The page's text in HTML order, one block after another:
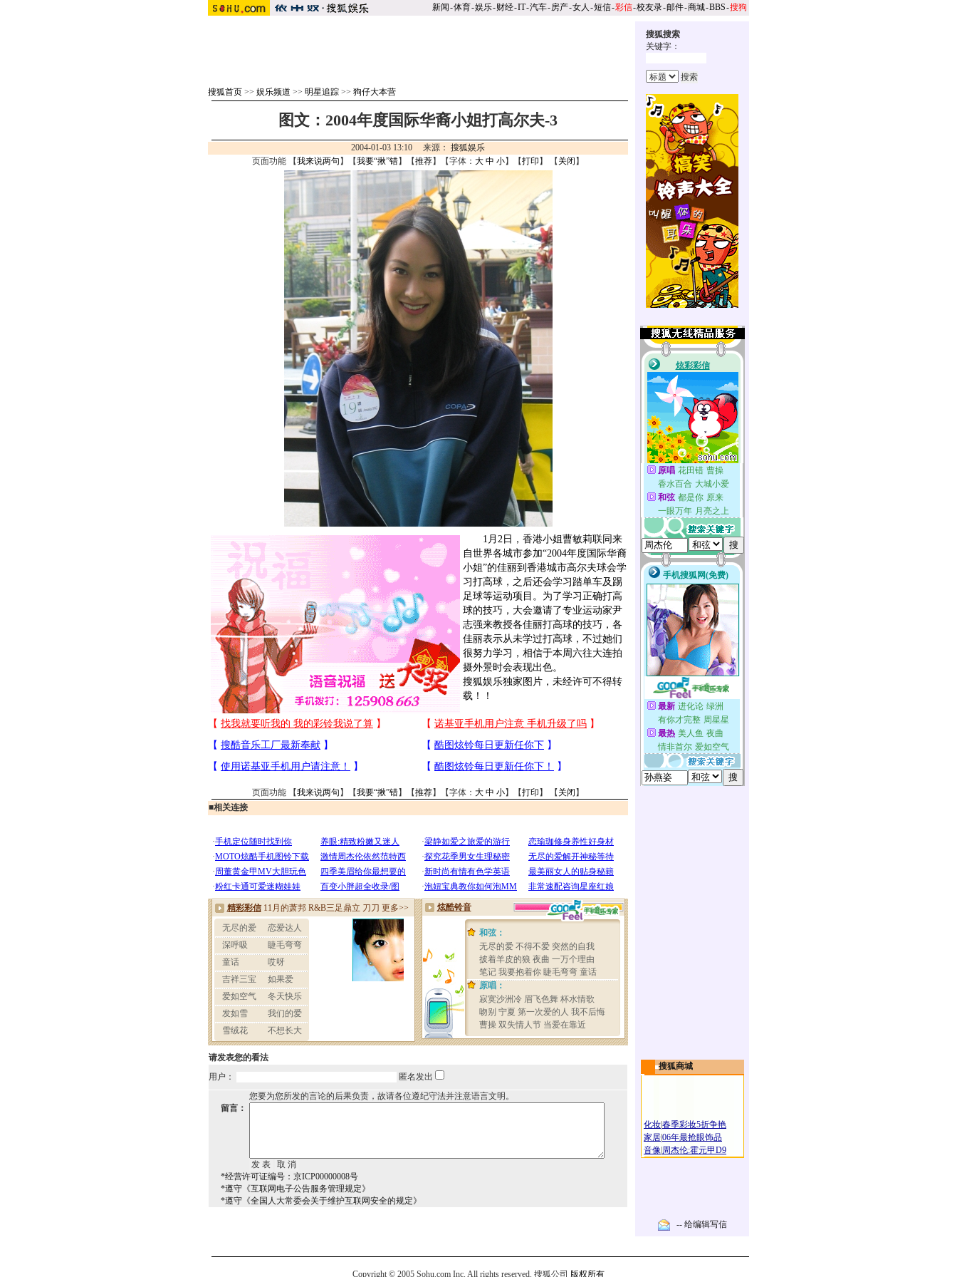
新闻-体育-娱乐-财经-IT-汽车-房产-女人 -短信-彩信-校友录-邮件-商城-BBS-搜狗
搜狐首页 >> 娱乐频道 >> 明星追踪 >> 狗仔大本营
图文：2004年度国际华裔小姐打高尔夫-3
2004-01-03 13:10 来源： 搜狐娱乐
页面功能 【我来说两句 】【我要“揪”错】【推荐】【字体： 大 中 小】【打印 】 【 关闭 】
1月2日，香港小姐曹敏莉联同来
自世界各城市参加“2004年度国际华裔
小姐”的佳丽到香港城市高尔夫球会学
习打高球，之后还会学习踏单车及踢
足球等运动项目。为了学习正确打高
球的技巧，大会邀请了专业运动家尹
志强来教授各佳丽打高球的技巧，各
佳丽表示从未学过打高球，不过她们
很努力学习，相信于本周六往大连拍
摄外景时会表现出色。
搜狐娱乐独家图片，未经许可不得转
载！！
页面功能 【我来说两句 】【我要“揪”错】【推荐】【字体： 大 中 小】【打印 】 【 关闭 】
■相关连接
请发表您的看法
用户：
匿名发出
您要为您所发的言论的后果负责，故请各位遵纪守法并注意语言文明。
留言：
*经营许可证编号：京ICP00000008号
*遵守《互联网电子公告服务管理规定》
*遵守《全国人大常委会关于维护互联网安全的规定》
搜狐搜索
关键字：
搜狐商城
化妆春季彩妆5折争艳
家居06年最抢眼饰品
音像 周杰伦:霍元甲D9
-- 给编辑写信
Copyright © 2005 Sohu.com Inc. All rights reserved. 搜狐公司 版权所有